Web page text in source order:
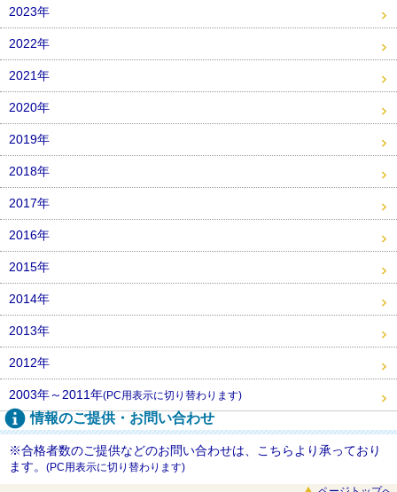
2023年
2022年
2021年
2020年
2019年
2018年
2017年
2016年
2015年
2014年
2013年
2012年
2003年～2011年(PC用表示に切り替わります)
情報のご提供・お問い合わせ
※合格者数のご提供などのお問い合わせは、こちらより承っており
ます。 (PC用表示に切り替わります)